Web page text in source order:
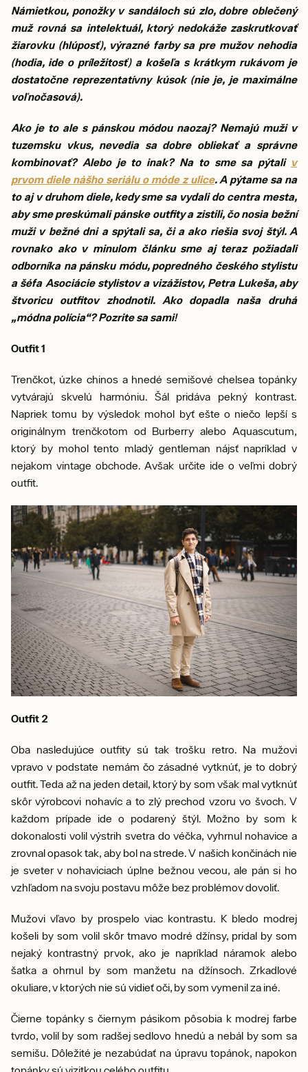
Námietkou, ponožky v sandáloch sú zlo, dobre oblečený
muž rovná sa intelektuál, ktorý nedokáže zaskrutkovať
žiarovku (hlúposť), výrazné farby sa pre mužov nehodia
(hodia, ide o príležitosť) a košeľa s krátkym rukávom je
dostatočne reprezentatívny kúsok (nie je, je maximálne
voľnočasová).
Ako je to ale s pánskou módou naozaj? Nemajú muži v
tuzemsku vkus, nevedia sa dobre obliekať a správne
kombinovať? Alebo je to inak? Na to sme sa pýtali v
prvom diele nášho seriálu o móde z ulice. A pýtame sa na
to aj v druhom diele, kedy sme sa vydali do centra mesta,
aby sme preskúmali pánske outfity a zistili, čo nosia bežní
muži v bežné dni a spýtali sa, či a ako riešia svoj štýl. A
rovnako ako v minulom článku sme aj teraz požiadali
odborníka na pánsku módu, popredného českého stylistu
a šéfa Asociácie stylistov a vizážistov, Petra Lukeša, aby
štvoricu outfitov zhodnotil. Ako dopadla naša druhá
„módna polícia“? Pozrite sa sami!
Outfit 1
Trenčkot, úzke chinos a hnedé semišové chelsea topánky
vytvárajú skvelú harmóniu. Šál pridáva pekný kontrast.
Napriek tomu by výsledok mohol byť ešte o niečo lepší s
originálnym trenčkotom od Burberry alebo Aquascutum,
ktorý by mohol tento mladý gentleman nájsť napríklad v
nejakom vintage obchode. Avšak určite ide o veľmi dobrý
outfit.
Outfit 2
Oba nasledujúce outfity sú tak trošku retro. Na mužovi
vpravo v podstate nemám čo zásadné vytknúť, je to dobrý
outfit. Teda až na jeden detail, ktorý by som však mal vytknúť
skôr výrobcovi nohavíc a to zlý prechod vzoru vo švoch. V
každom prípade ide o podarený štýl. Možno by som k
dokonalosti volil výstrih svetra do véčka, vyhrnul nohavice a
zrovnal opasok tak, aby bol na strede. V našich končinách nie
je sveter v nohaviciach úplne bežnou vecou, ale pán si ho
vzhľadom na svoju postavu môže bez problémov dovoliť.
Mužovi vľavo by prospelo viac kontrastu. K bledo modrej
košeli by som volil skôr tmavo modré džínsy, pridal by som
nejaký kontrastný prvok, ako je napríklad náramok alebo
šatka a ohrnul by som manžetu na džínsoch. Zrkadlové
okuliare, v ktorých nie sú vidieť oči, by som vymenil za iné.
Čierne topánky s čiernym pásikom pôsobia k modrej farbe
tvrdo, volil by som radšej sedlovo hnedú a nebál by som sa
semišu. Dôležité je nezabúdať na úpravu topánok, napokon